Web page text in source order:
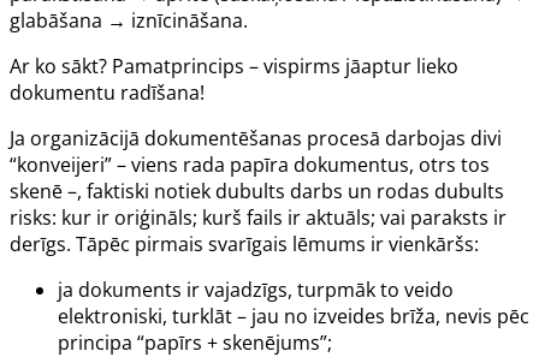
glabāšana → iznīcināšana.
Ar ko sākt? Pamatprincips – vispirms jāaptur lieko
dokumentu radīšana!
Ja organizācijā dokumentēšanas procesā darbojas divi
“konveijeri” – viens rada papīra dokumentus, otrs tos
skenē –, faktiski notiek dubults darbs un rodas dubults
risks: kur ir oriģināls; kurš fails ir aktuāls; vai paraksts ir
derīgs. Tāpēc pirmais svarīgais lēmums ir vienkāršs:
ja dokuments ir vajadzīgs, turpmāk to veido
elektroniski, turklāt – jau no izveides brīža, nevis pēc
principa “papīrs + skenējums”;